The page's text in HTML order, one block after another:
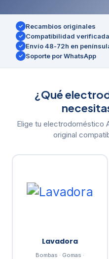
✓ Recambios originales
✓ Compatibilidad verificada
✓ Envío 48-72h en
✓ Soporte por WhatsApp
¿Qué
Elige tu electrodoméstico
original
Lavadora
Bombas · Gomas ·